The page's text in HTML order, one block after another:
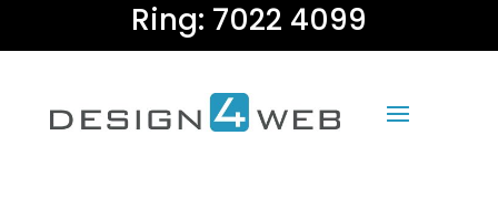
Ring: 7022 4099